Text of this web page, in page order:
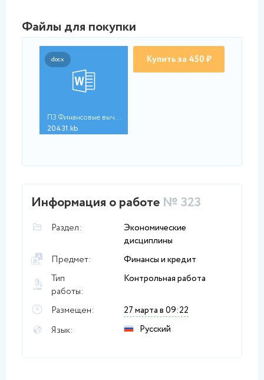
Файлы для покупки
docx
ПЗ Финансовые вычисл...
20431.kb
Купить за 450 ₽
Информация о работе № 323
Раздел:
Экономические
дисциплины
Предмет:
Финансы и кредит
Тип
работы:
Контрольная работа
Размещен:
27 марта в 09:22
Язык:
Русский